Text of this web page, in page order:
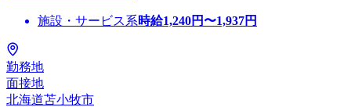
施設・サービス系時給1,240円〜1,937円
勤務地
面接地
北海道苫小牧市